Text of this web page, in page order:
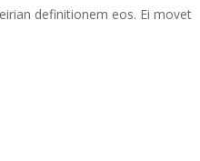
definitionem eos. Ei movet